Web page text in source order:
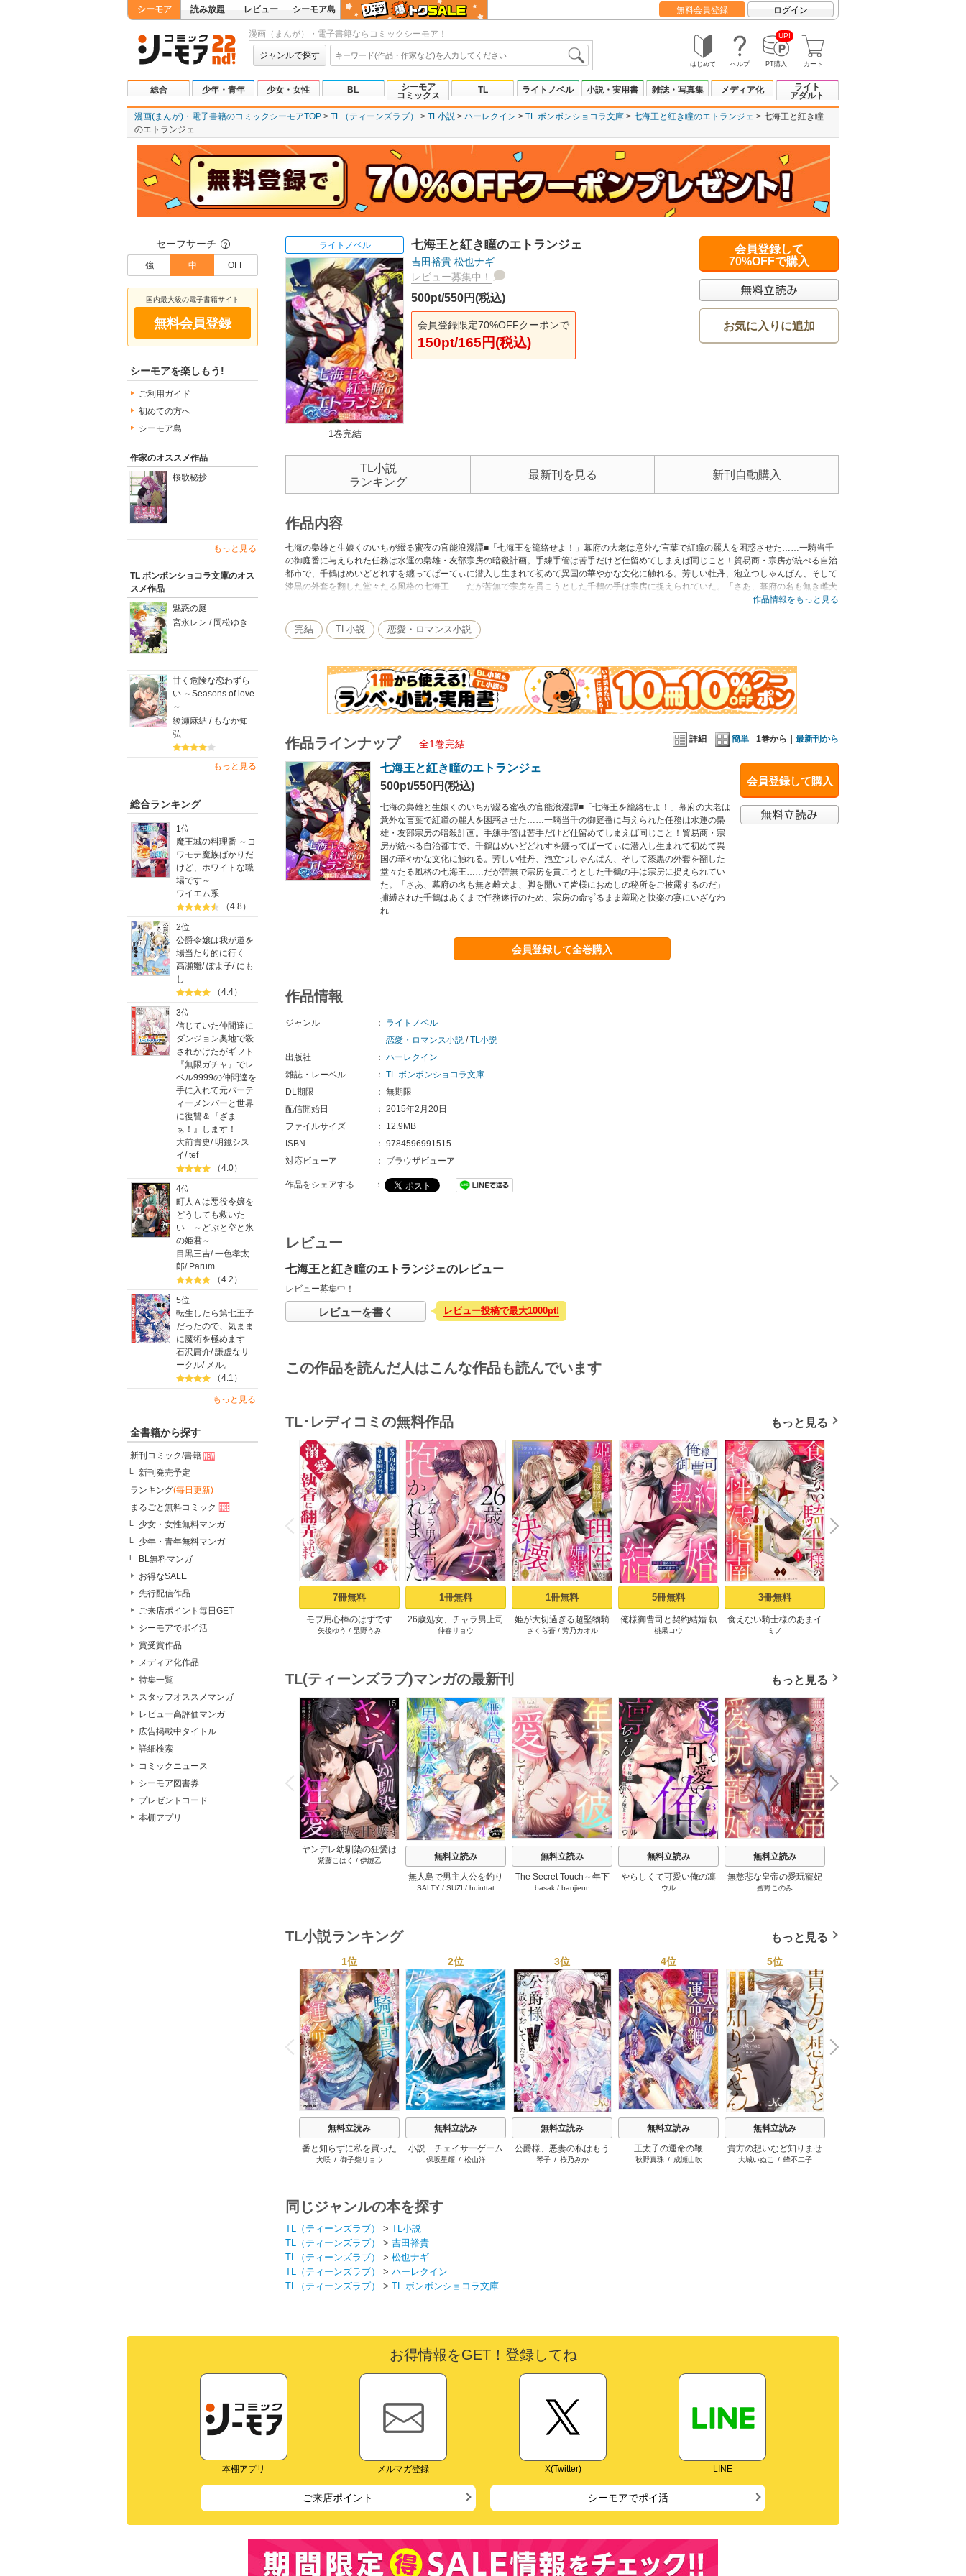
シーモア 読み放題 レビュー シーモア島 無料会員登録 ログイン
漫画（まんが）・電子書籍ならコミックシーモア！
ジャンルで探す
はじめて ヘルプ
UP!
PT購入 カート
総合 少年・青年 少女・女性 BL
シーモア
コミックス
TL ライトノベル 小説・実用書 雑誌・写真集 メディア化
ライト
アダルト
漫画(まんが)・電子書籍のコミックシーモアTOP TL（ティーンズラブ） TL小説 ハーレクイン TL ボンボンショコラ文庫 七海王と紅き瞳のエトランジェ
七海王と紅き瞳
のエトランジェ
セーフサーチ ？
強 中 OFF
国内最大級の電子書籍サイト
無料会員登録
シーモアを楽しもう!
ご利用ガイド
初めての方へ
シーモア島
作家のオススメ作品
桜歌秘抄
もっと見る
TL ボンボンショコラ文庫のオス
スメ作品
魅惑の庭
宮永レン / 岡松ゆき
甘く危険な恋わずら
い ～Seasons of love
～
綾瀬麻結 / もなか知
弘
もっと見る
総合ランキング
1位
魔王城の料理番 ～コ
ワモテ魔族ばかりだ
けど、ホワイトな職
場です～
ワイエム系
（4.8）
2位
公爵令嬢は我が道を
場当たり的に行く
高瀬雛/ぽよ子/ にも
し
（4.4）
3位
信じていた仲間達に
ダンジョン奥地で殺
されかけたがギフト
『無限ガチャ』でレ
ベル9999の仲間達を
手に入れて元パーテ
ィーメンバーと世界
に復讐＆『ざま
ぁ！』します！
大前貴史/明鏡シス
イ/tef
（4.0）
4位
町人Ａは悪役令嬢を
どうしても救いた
い ～どぶと空と氷
の姫君～
目黒三吉/一色孝太
郎/ Parum
（4.2）
5位
転生したら第七王子
だったので、気まま
に魔術を極めます
石沢庸介/謙虚なサ
ークル/ メル。
（4.1）
もっと見る
全書籍から探す
新刊コミック/書籍
新刊発売予定
ランキング(毎日更新)
まるごと無料コミック
少女・女性無料マンガ
少年・青年無料マンガ
BL無料マンガ
お得なSALE
先行配信作品
ご来店ポイント毎日GET
シーモアでポイ活
賞受賞作品
メディア化作品
特集一覧
スタッフオススメマンガ
レビュー高評価マンガ
広告掲載中タイトル
詳細検索
コミックニュース
シーモア図書券
プレゼントコード
本棚アプリ
ライトノベル
1巻完結
七海王と紅き瞳のエトランジェ
吉田裕貴 松也ナギ
レビュー募集中！
500pt/550円(税込)
会員登録限定70%OFFクーポンで
150pt/165円(税込)
会員登録して
70%OFFで購入
お気に入りに追加
TL小説
ランキング
最新刊を見る 新刊自動購入
作品内容
七海の梟雄と生娘くのいちが綴る蜜夜の官能浪漫譚■「七海王を籠絡せよ！」幕府の大老は意外な言葉で紅瞳の麗人を困惑させた……一騎当千
の御庭番に与えられた任務は水運の梟雄・友部宗房の暗殺計画。手練手管は苦手だけど仕留めてしまえば同じこと！貿易商・宗房が統べる自治
都市で、千鶴はめいどどれすを纏ってぱーてぃに潜入し生まれて初めて異国の華やかな文化に触れる。芳しい牡丹、泡立つしゃんぱん、そして
漆黒の外套を翻した堂々たる風格の七海王……だが苦無で宗房を貫こうとした千鶴の手は宗房に捉えられていた。「さあ、幕府の名も無き雌犬
よ、脚を開いて皆様におぬしの秘所をご披露するのだ」捕縛された千鶴はあくまで任務遂行のため、宗房の命ずるまま羞恥と快楽の宴にいざな
作品情報をもっと見る
完結 TL小説 恋愛・ロマンス小説
詳細 簡単 1巻から｜ 最新刊から
作品ラインナップ 全1巻完結
会員登録して購入
七海王と紅き瞳のエトランジェ
500pt/550円(税込)
七海の梟雄と生娘くのいちが綴る蜜夜の官能浪漫譚■「七海王を籠絡せよ！」幕府の大老は
意外な言葉で紅瞳の麗人を困惑させた……一騎当千の御庭番に与えられた任務は水運の梟
雄・友部宗房の暗殺計画。手練手管は苦手だけど仕留めてしまえば同じこと！貿易商・宗
房が統べる自治都市で、千鶴はめいどどれすを纏ってぱーてぃに潜入し生まれて初めて異
国の華やかな文化に触れる。芳しい牡丹、泡立つしゃんぱん、そして漆黒の外套を翻した
堂々たる風格の七海王……だが苦無で宗房を貫こうとした千鶴の手は宗房に捉えられてい
た。「さあ、幕府の名も無き雌犬よ、脚を開いて皆様におぬしの秘所をご披露するのだ」
捕縛された千鶴はあくまで任務遂行のため、宗房の命ずるまま羞恥と快楽の宴にいざなわ
れ──
会員登録して全巻購入
作品情報
ジャンル ：
ライトノベル
恋愛・ロマンス小説 /TL小説
出版社
： ハーレクイン
雑誌・レーベル
： TL ボンボンショコラ文庫
DL期限
： 無期限
配信開始日
： 2015年2月20日
ファイルサイズ
：
12.9MB
ISBN
： 9784596991515
対応ビューア
： ブラウザビューア
作品をシェアする ：
レビュー
七海王と紅き瞳のエトランジェのレビュー
レビュー募集中！
レビューを書く レビュー投稿で最大1000pt!
この作品を読んだ人はこんな作品も読んでいます
TL･レディコミの無料作品 もっと見る
P
r
e
v
i
o
u
s
7冊無料
モブ用心棒のはずです
が、年下帝国外交官（ア
【単話版】 1話
矢後ゆう / 昆野うみ
1冊無料
26歳処女、チャラ男上司
に抱かれました【電子単
仲春リョウ
1冊無料
姫が大切過ぎる超堅物騎
士の理性が、媚薬で決壊
さくら蒼/ 芳乃カオル
5冊無料
俺様御曹司と契約結婚 執
着愛強めな旦那様に困っ
桃果コウ
3冊無料
食えない騎士様のあまイ
キ性活指南 君の悦いとこ
ミノ
N
e
x
t
TL(ティーンズラブ)マンガの最新刊 もっと見る
P
r
e
v
i
o
u
s
ヤンデレ幼馴染の狂愛は
私を甘く壊す ～愛が重す
紫藤こはく / 伊縫乙
無料立読み
無人島で男主人公を釣り
ました 4巻
SALTY / SUZI / huinttat
無料立読み
The Secret Touch～年下
の彼を愛してもいいです
basak/ banjieun
無料立読み
やらしくて可愛い俺の凛
ちゃん。～隣人後輩くん
ウル
無料立読み
無慈悲な皇帝の愛玩寵妃
―おわらぬ快楽、閨に響
蜜野このみ
N
e
x
t
TL小説ランキング もっと見る
P
r
e
v
i
o
u
s
1位
無料立読み
番と知らずに私を買った
純愛こじらせ騎士団長に
犬咲/ 御子柴リョウ
2位
無料立読み
小説 チェイサーゲーム
W
保坂星耀/ 松山洋
3位
無料立読み
公爵様、悪妻の私はもう
放っておいてください
琴子/ 桜乃みか
4位
無料立読み
王太子の運命の鞭
秋野真珠 / 成瀬山吹
5位
無料立読み
貴方の想いなど知りませ
ん
大城いぬこ / 蜂不二子
N
e
x
t
同じジャンルの本を探す
TL（ティーンズラブ） > TL小説
TL（ティーンズラブ）
> 吉田裕貴
TL（ティーンズラブ）
> 松也ナギ
TL（ティーンズラブ）
> ハーレクイン
TL（ティーンズラブ）
> TL ボンボンショコラ文庫
お得情報をGET！登録してね
本棚アプリ メルマガ登録 X(Twitter) LINE
ご来店ポイント シーモアでポイ活